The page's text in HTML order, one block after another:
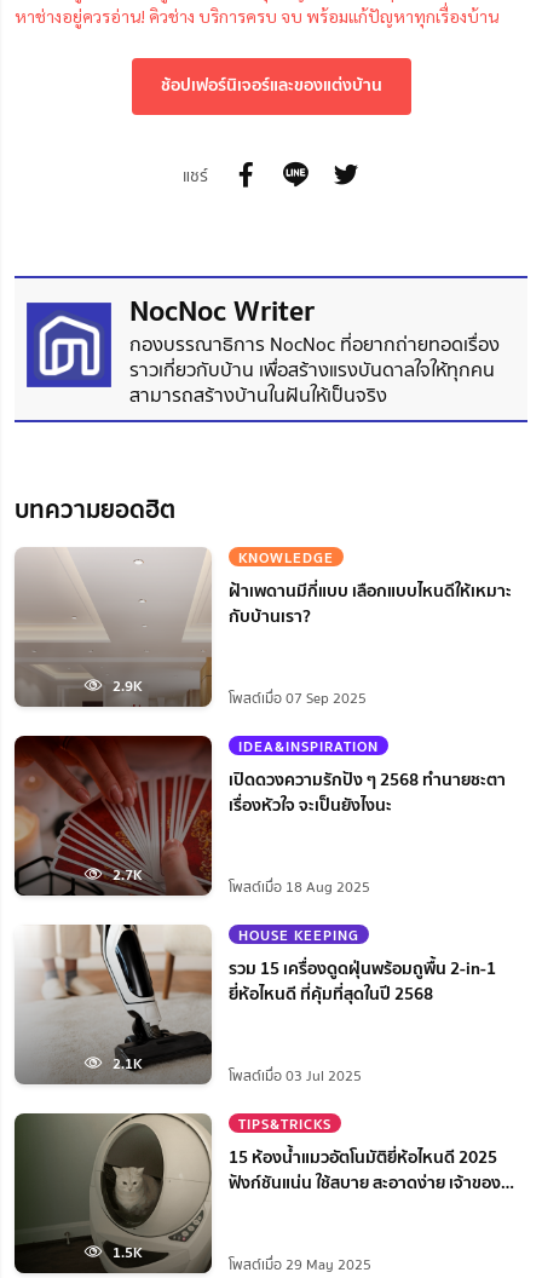
หาช่างอยู่ควรอ่าน! คิวช่าง บริการครบ จบ พร้อมแก้ปัญหาทุกเรื่องบ้าน
ช้อปเฟอร์นิเจอร์และของแต่งบ้าน
แชร์
NocNoc Writer
กองบรรณาธิการ NocNoc ที่อยากถ่ายทอดเรื่อง
ราวเกี่ยวกับบ้าน เพื่อสร้างแรงบันดาลใจให้ทุกคน
สามารถสร้างบ้านในฝันให้เป็นจริง
บทความยอดฮิต
2.9K
KNOWLEDGE
ฝ้าเพดานมีกี่แบบ เลือกแบบไหนดีให้เหมาะ
กับบ้านเรา?
โพสต์เมื่อ 07 Sep 2025
2.7K
IDEA&INSPIRATION
เปิดดวงความรักปัง ๆ 2568 ทำนายชะตา
เรื่องหัวใจ จะเป็นยังไงนะ
โพสต์เมื่อ 18 Aug 2025
2.1K
HOUSE KEEPING
รวม 15 เครื่องดูดฝุ่นพร้อมถูพื้น 2-in-1
ยี่ห้อไหนดี ที่คุ้มที่สุดในปี 2568
โพสต์เมื่อ 03 Jul 2025
1.5K
TIPS&TRICKS
15 ห้องน้ำแมวอัตโนมัติยี่ห้อไหนดี 2025
ฟังก์ชันแน่น ใช้สบาย สะอาดง่าย เจ้าของ
โพสต์เมื่อ 29 May 2025